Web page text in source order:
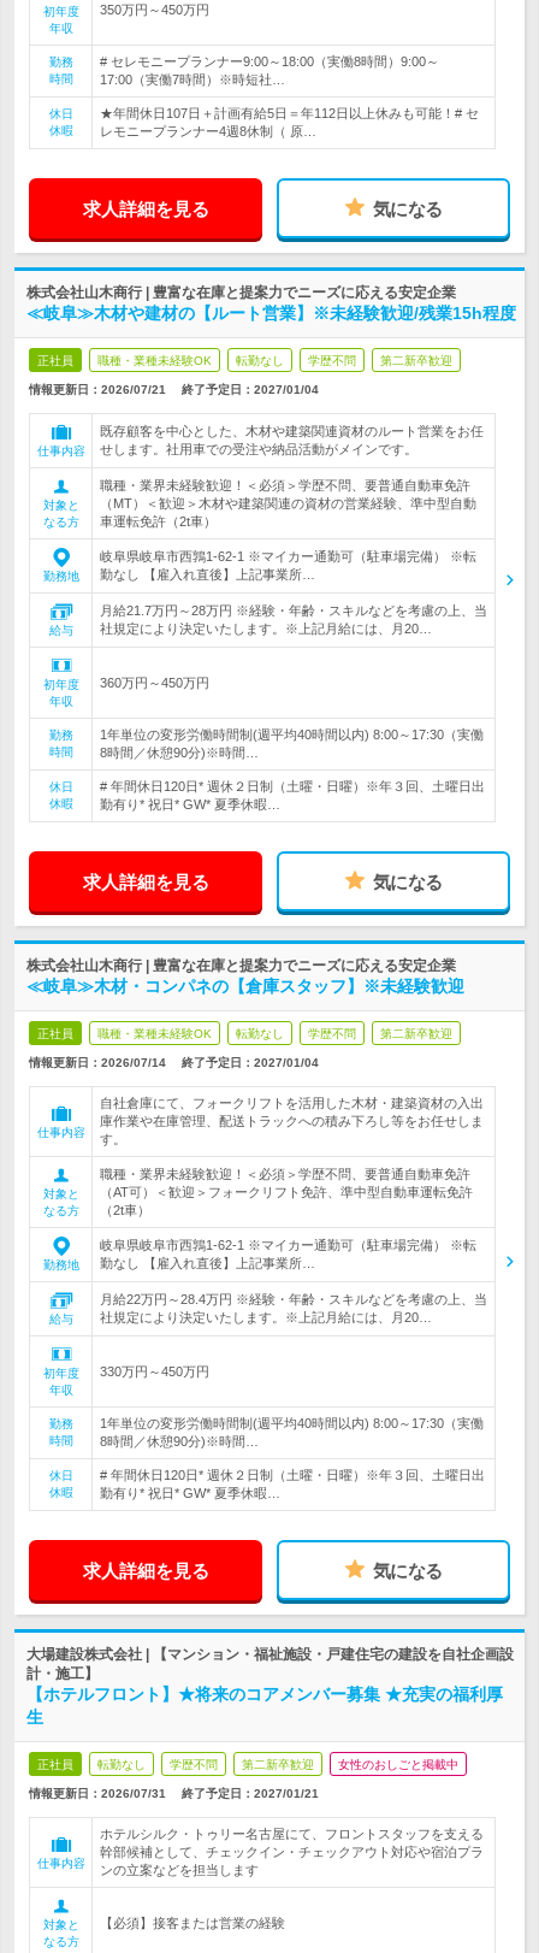
初年度
年収
350万円～450万円
勤務
時間
# セレモニープランナー9:00～18:00（実働8時間）9:00～
17:00（実働7時間）※時短社…
休日
休暇
★年間休日107日＋計画有給5日＝年112日以上休みも可能！# セ
レモニープランナー4週8休制（ 原…
求人詳細を見る 気になる
株式会社山木商行 | 豊富な在庫と提案力でニーズに応える安定企業
≪岐阜≫木材や建材の【ルート営業】※未経験歓迎/残業15h程度
正社員 職種・業種未経験OK 転勤なし 学歴不問 第二新卒歓迎
情報更新日：2026/07/21 終了予定日： 2027/01/04
仕事内容
既存顧客を中心とした、木材や建築関連資材のルート営業をお任
せします。社用車での受注や納品活動がメインです。
対象と
なる方
職種・業界未経験歓迎！＜必須＞学歴不問、要普通自動車免許
（MT）＜歓迎＞木材や建築関連の資材の営業経験、準中型自動
車運転免許（2t車）
勤務地
岐阜県岐阜市西鶉1-62-1 ※マイカー通勤可（駐車場完備） ※転
勤なし 【雇入れ直後】上記事業所…
給与
月給21.7万円～28万円 ※経験・年齢・スキルなどを考慮の上、当
社規定により決定いたします。※上記月給には、月20…
初年度
年収
360万円～450万円
勤務
時間
1年単位の変形労働時間制(週平均40時間以内) 8:00～17:30（実働
8時間／休憩90分)※時間…
休日
休暇
# 年間休日120日* 週休２日制（土曜・日曜）※年３回、土曜日出
勤有り* 祝日* GW* 夏季休暇…
求人詳細を見る 気になる
株式会社山木商行 | 豊富な在庫と提案力でニーズに応える安定企業
≪岐阜≫木材・コンパネの【倉庫スタッフ】※未経験歓迎
正社員 職種・業種未経験OK 転勤なし 学歴不問 第二新卒歓迎
情報更新日：2026/07/14 終了予定日： 2027/01/04
仕事内容
自社倉庫にて、フォークリフトを活用した木材・建築資材の入出
庫作業や在庫管理、配送トラックへの積み下ろし等をお任せしま
す。
対象と
なる方
職種・業界未経験歓迎！＜必須＞学歴不問、要普通自動車免許
（AT可）＜歓迎＞フォークリフト免許、準中型自動車運転免許
（2t車）
勤務地
岐阜県岐阜市西鶉1-62-1 ※マイカー通勤可（駐車場完備） ※転
勤なし 【雇入れ直後】上記事業所…
給与
月給22万円～28.4万円 ※経験・年齢・スキルなどを考慮の上、当
社規定により決定いたします。※上記月給には、月20…
初年度
年収
330万円～450万円
勤務
時間
1年単位の変形労働時間制(週平均40時間以内) 8:00～17:30（実働
8時間／休憩90分)※時間…
休日
休暇
# 年間休日120日* 週休２日制（土曜・日曜）※年３回、土曜日出
勤有り* 祝日* GW* 夏季休暇…
求人詳細を見る 気になる
大場建設株式会社 | 【マンション・福祉施設・戸建住宅の建設を自社企画設
計・施工】
【ホテルフロント】★将来のコアメンバー募集 ★充実の福利厚
生
正社員 転勤なし 学歴不問 第二新卒歓迎 女性のおしごと掲載中
情報更新日：2026/07/31 終了予定日： 2027/01/21
仕事内容
ホテルシルク・トゥリー名古屋にて、フロントスタッフを支える
幹部候補として、チェックイン・チェックアウト対応や宿泊プラ
ンの立案などを担当します
対象と
なる方
【必須】接客または営業の経験